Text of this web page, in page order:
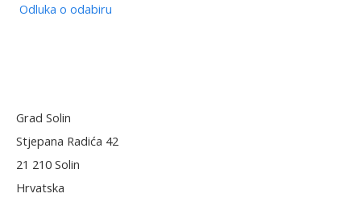
Odluka o odabiru
Grad Solin
Stjepana Radića 42
21 210 Solin
Hrvatska